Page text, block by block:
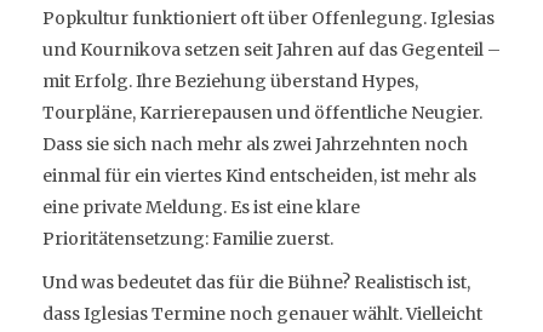
Popkultur funktioniert oft über Offenlegung. Iglesias
und Kournikova setzen seit Jahren auf das Gegenteil –
mit Erfolg. Ihre Beziehung überstand Hypes,
Tourpläne, Karrierepausen und öffentliche Neugier.
Dass sie sich nach mehr als zwei Jahrzehnten noch
einmal für ein viertes Kind entscheiden, ist mehr als
eine private Meldung. Es ist eine klare
Prioritätensetzung: Familie zuerst.
Und was bedeutet das für die Bühne? Realistisch ist,
dass Iglesias Termine noch genauer wählt. Vielleicht